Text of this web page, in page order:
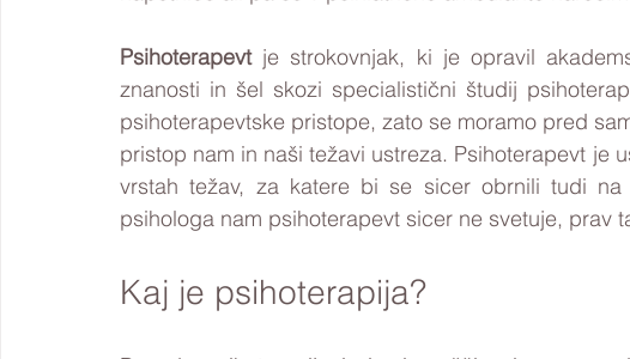
Psihoterapevt je strokovnjak, ki je opravil
znanosti in šel skozi specialistični študij
psihoterapevtske pristope, zato se moramo pred
pristop nam in naši težavi ustreza. Psihoterapevt je
vrstah težav, za katere bi se sicer obrnili tudi
Kaj je psihoterapija?